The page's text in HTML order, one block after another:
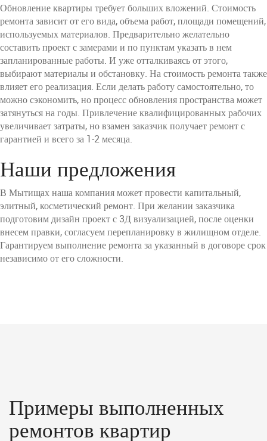
Обновление квартиры требует больших вложений. Стоимость
ремонта зависит от его вида, объема работ, площади помещений,
используемых материалов. Предварительно желательно
составить проект с замерами и по пунктам указать в нем
запланированные работы. И уже отталкиваясь от этого,
выбирают материалы и обстановку. На стоимость ремонта также
влияет его реализация. Если делать работу самостоятельно, то
можно сэкономить, но процесс обновления пространства может
затянуться на годы. Привлечение квалифицированных рабочих
увеличивает затраты, но взамен заказчик получает ремонт с
гарантией и всего за 1-2 месяца.
Наши предложения
В Мытищах наша компания может провести капитальный,
элитный, косметический ремонт. При желании заказчика
подготовим дизайн проект с 3Д визуализацией, после оценки
внесем правки, согласуем перепланировку в жилищном отделе.
Гарантируем выполнение ремонта за указанный в договоре срок
независимо от его сложности.
Примеры выполненных
ремонтов квартир